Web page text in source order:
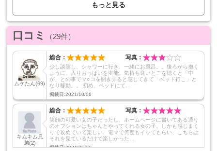
ご相談ください。
■その他の料金
延長30分
5,900円
指名料
2,000円
クレジットカード利用
基本プレイ
キス ディープキス
全身リップ
生フェラ
玉舐め
シックスナイン
もっと見る
口コミ （29件）
ムケたん(69)
総合： 写真：
少し談笑し、シャワーに行き、一緒にお風呂。。後ろから抱く
ように、入りおっぱいを堪能。気持ち良いとこを聴くと「中
が」との事でマ○コを開き弄ると感じてきて「ベッド行こ」と
なり移動。。 初め、ベッドにて…
掲載日:2021/10/06
キムキム兄
弟(2)
総合： 写真：
笑顔の可愛い女の子だったし、ホームページに書いてある通り
のオプションはちゃんとやってくれる女の子。しかも感じまく
りで攻めていて楽しい、電マで何度もイッてもらい、こちらは
それを見ているだけで楽しかった…
掲載日:2024/05/26